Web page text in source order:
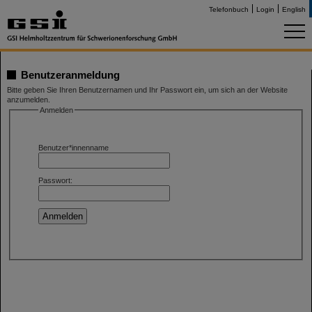
Telefonbuch Login English
Benutzeranmeldung
Bitte geben Sie Ihren Benutzernamen und Ihr Passwort ein, um sich an der Website
anzumelden.
Anmelden
Benutzer*innenname
Passwort: